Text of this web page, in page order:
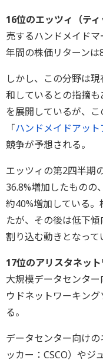
16位のエッツィ（ティ
売するハンドメイド
年間の株価リターンは
しかし、この分野は
和しているとの指摘
を展開しているが、こ
「ハンドメイドアット
競争が予想される。
エッツィの第2四半期
36.8%増加したものの
約40%増加している
たが、その後は低下
割り込む動きとなって
17位のアリスタネッ
大規模データセンタ
ウドネットワーキン
る。
データセンター向け
ッカー：CSCO）やジ